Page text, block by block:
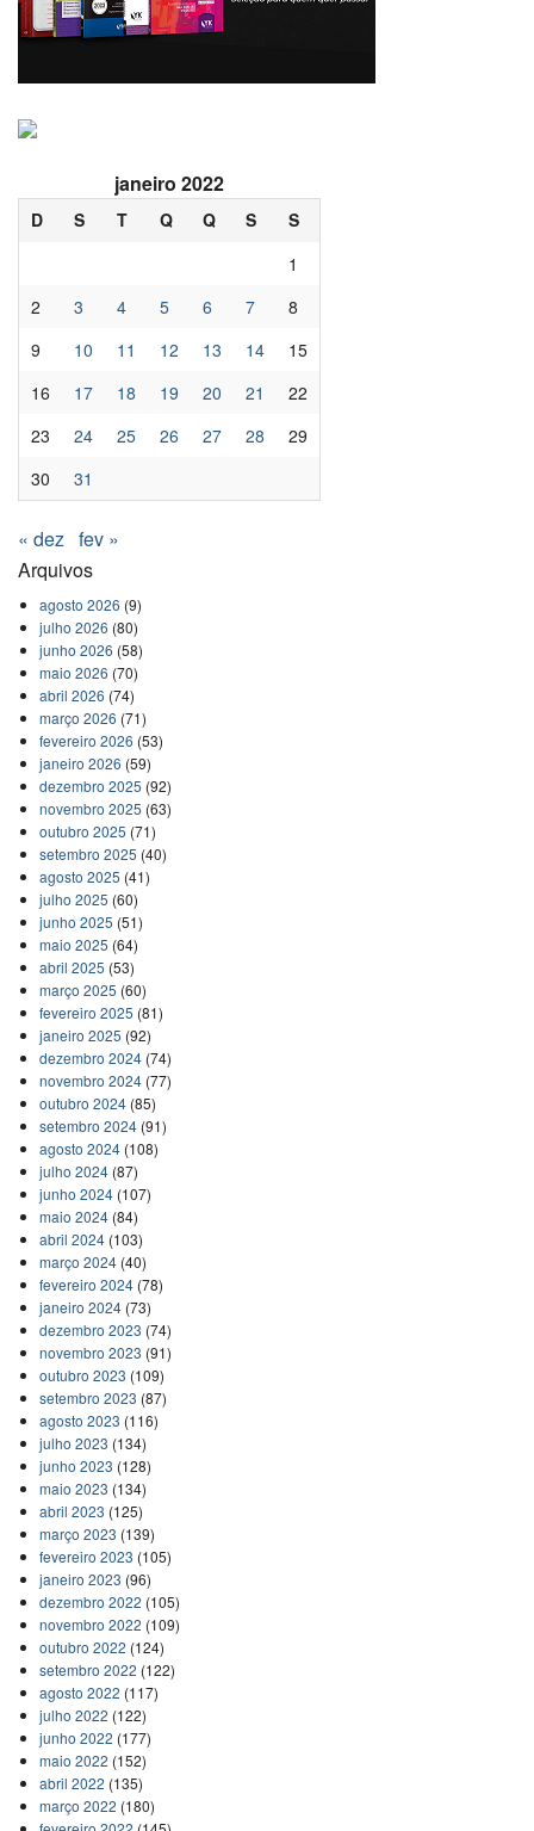
janeiro 2022
D S T Q Q S
S
1
2
3 4 5 6 7
8
9
10 11 12 13 14
15
16
17 18 19 20 21
22
23
24 25 26 27 28
29
30
31
« dez fev »
Arquivos
agosto 2026 (9)
julho 2026 (80)
junho 2026 (58)
maio 2026 (70)
abril 2026 (74)
março 2026 (71)
fevereiro 2026 (53)
janeiro 2026 (59)
dezembro 2025 (92)
novembro 2025 (63)
outubro 2025 (71)
setembro 2025 (40)
agosto 2025 (41)
julho 2025 (60)
junho 2025 (51)
maio 2025 (64)
abril 2025 (53)
março 2025 (60)
fevereiro 2025 (81)
janeiro 2025 (92)
dezembro 2024(74)
novembro 2024(77)
outubro 2024(85)
setembro 2024(91)
agosto 2024(108)
julho 2024(87)
junho 2024(107)
maio 2024(84)
abril 2024(103)
março 2024(40)
fevereiro 2024(78)
janeiro 2024(73)
dezembro 2023 (74)
novembro 2023 (91)
outubro 2023 (109)
setembro 2023 (87)
agosto 2023 (116)
julho 2023 (134)
junho 2023 (128)
maio 2023 (134)
abril 2023 (125)
março 2023 (139)
fevereiro 2023 (105)
janeiro 2023 (96)
dezembro 2022 (105)
novembro 2022 (109)
outubro 2022 (124)
setembro 2022 (122)
agosto 2022 (117)
julho 2022 (122)
junho 2022 (177)
maio 2022 (152)
abril 2022 (135)
março 2022 (180)